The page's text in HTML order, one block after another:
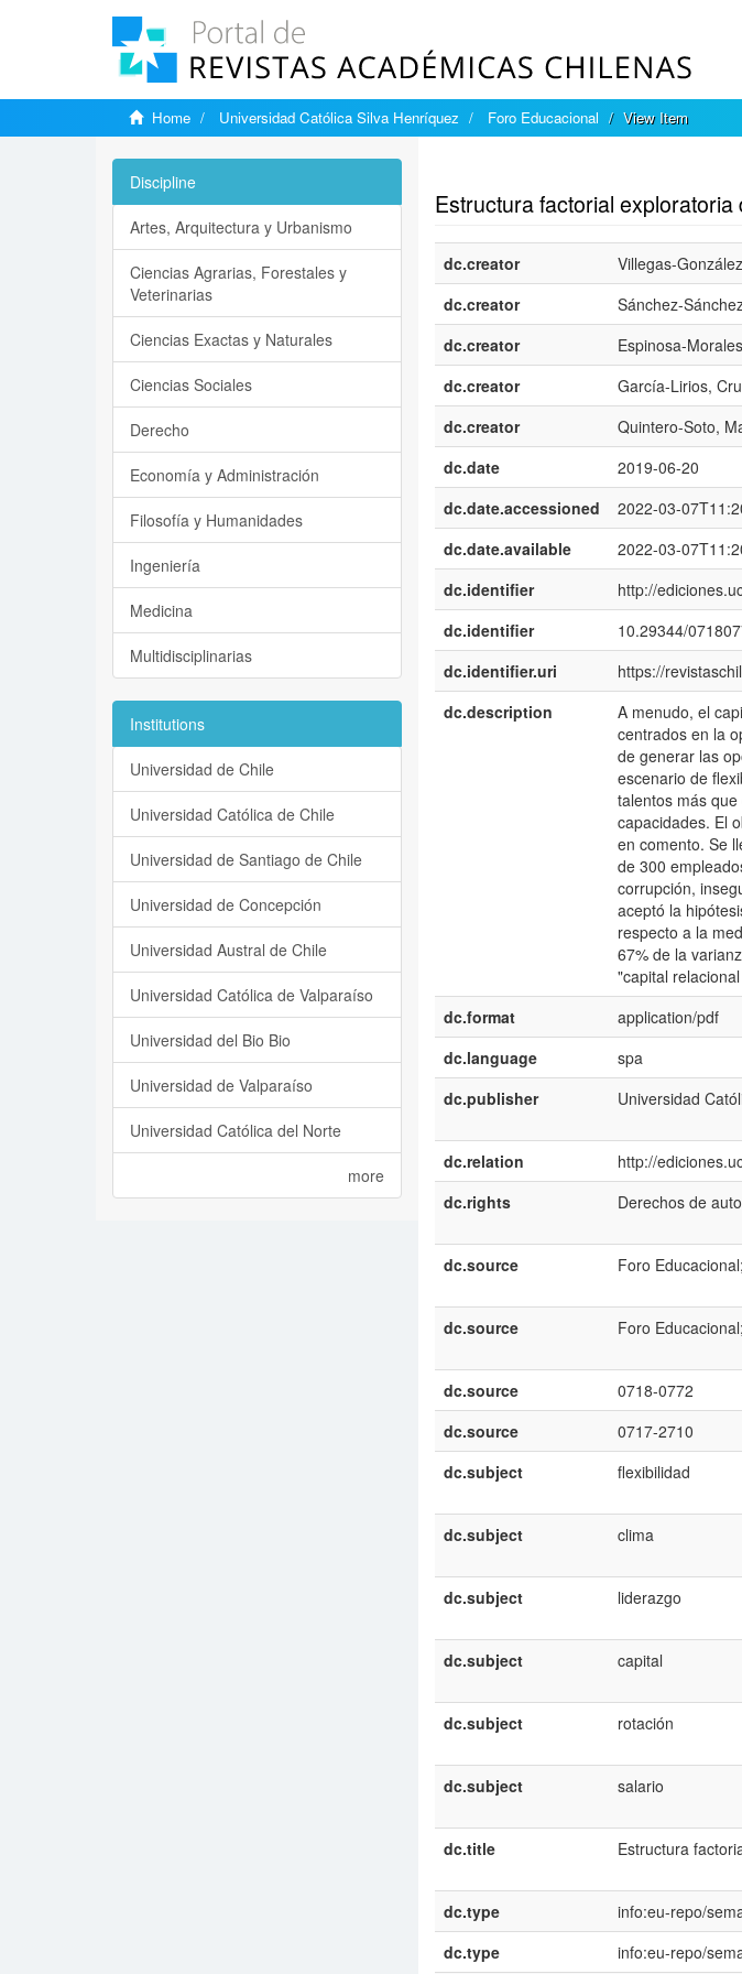
Home Universidad Católica Silva Henríquez Foro Educacional View Item
Estructura factorial
dc.creator
Villegas-
dc.creator
Sánchez-
dc.creator
Espinosa-
dc.creator
Garcí­a-Lirios,
dc.creator
Quintero-Soto,
dc.date
2019-06-20
dc.date.accessioned
2022-03-
dc.date.available
2022-03-
dc.identifier
http://
dc.identifier
10.29344/
dc.identifier.uri
https://
dc.description
A menudo, el
centrados en la
de generar las
escenario de
talentos más
capacidades. El
en comento. Se
de 300
corrupción,
aceptó la
respecto a la
67% de la
"capital
dc.format
application/pdf
dc.language
spa
dc.publisher
Universidad
dc.relation
http://
dc.rights
Derechos de
dc.source
Foro
dc.source
Foro
dc.source
0718-0772
dc.source
0717-2710
dc.subject
flexibilidad
dc.subject
clima
dc.subject
liderazgo
dc.subject
capital
dc.subject
rotación
dc.subject
salario
dc.title
Estructura
dc.type
info:eu-repo/
dc.type
info:eu-repo/
Discipline
Artes, Arquitectura y Urbanismo
Ciencias Agrarias, Forestales y
Veterinarias
Ciencias Exactas y Naturales
Ciencias Sociales
Derecho
Economía y Administración
Filosofía y Humanidades
Ingeniería
Medicina
Multidisciplinarias
Institutions
Universidad de Chile
Universidad Católica de Chile
Universidad de Santiago de Chile
Universidad de Concepción
Universidad Austral de Chile
Universidad Católica de Valparaíso
Universidad del Bio Bio
Universidad de Valparaíso
Universidad Católica del Norte
more